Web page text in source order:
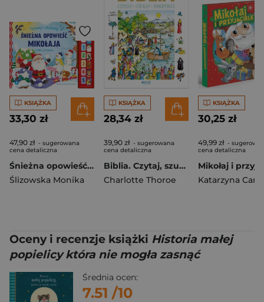
KSIĄŻKA
33,30 zł
47,90 zł - sugerowana
cena detaliczna
Śnieżna opowieść Mikołaja. Czytamy i słuchamy
Ślizowska Monika
KSIĄŻKA
28,34 zł
39,90 zł - sugerowana
cena detaliczna
Biblia. Czytaj, szukaj, odkrywaj
Charlotte Thoroe
KSIĄŻKA
30,25 zł
49,99 zł -
cena detaliczna
Mikołaj i
Oceny i recenzje książki Historia małej
popielicy która nie mogła zasnąć
Średnia ocen:
7.51 /10